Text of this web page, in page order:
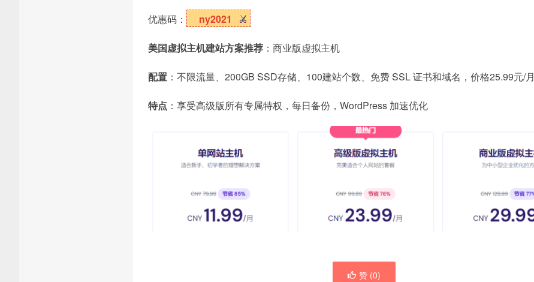
优惠码： ny2021
美国虚拟主机建站方案推荐 ：商业版虚拟主机
配置 ：不限流量、200GB SSD存储、100建站个数、免费 SSL 证书和域名，价格25.99元/月
特点 ：享受高级版所有专属特权，每日备份，WordPress 加速优化
赞 (0)